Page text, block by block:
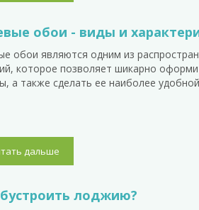
обои - виды и
обои являются одним из
которое позволяет шикарно
а также сделать ее наиболее
дальше
лоджию?